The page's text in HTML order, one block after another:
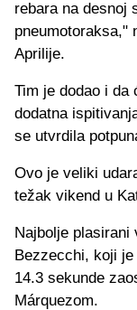
rebara na desnoj
pneumotoraksa,"
Aprilije.
Tim je dodao i da
dodatna
se utvrdila
Ovo je veliki
težak vikend u
Najbolje plasirani
Bezzecchi, koji
14.3 sekunde
Márquezom.